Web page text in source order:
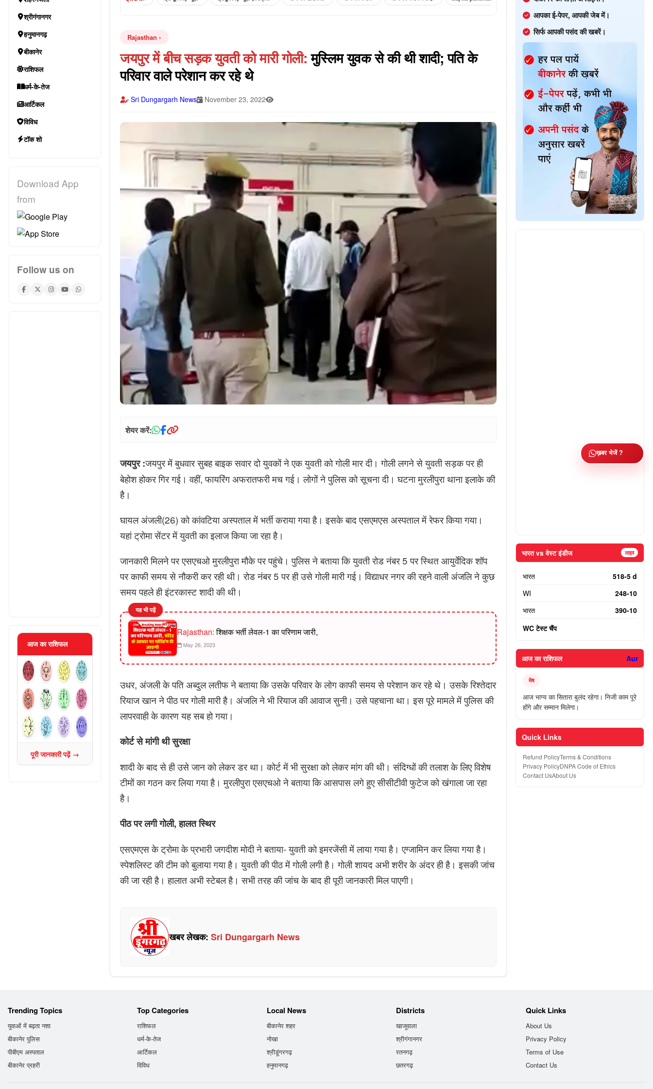
श्रीगंगानगर
हनुमानगढ़
बीकानेर
राशिफल
धर्म-के-तेज
आर्टिकल
विविध
टॉक शो
Download App
from
Follow us on
आज का राशिफल
पूरी जानकारी पढ़ें →
Rajasthan
जयपुर में बीच सड़क युवती को मारी गोली: मुस्लिम युवक से की थी शादी; पति के
परिवार वाले परेशान कर रहे थे
Sri Dungargarh News November 23, 2022
शेयर करें:
जयपुर :जयपुर में बुधवार सुबह बाइक सवार दो युवकों ने एक युवती को गोली मार दी। गोली लगने से युवती सड़क पर ही
बेहोश होकर गिर गई। वहीं, फायरिंग अफरातफरी मच गई। लोगों ने पुलिस को सूचना दी। घटना मुरलीपुरा थाना इलाके की
है।
घायल अंजली(26) को कांवटिया अस्पताल में भर्ती कराया गया है। इसके बाद एसएमएस अस्पताल में रेफर किया गया।
यहां ट्रोमा सेंटर में युवती का इलाज किया जा रहा है।
जानकारी मिलने पर एसएचओ मुरलीपुरा मौके पर पहुंचे। पुलिस ने बताया कि युवती रोड नंबर 5 पर स्थित आयुर्वेदिक शॉप
पर काफी समय से नौकरी कर रही थी। रोड नंबर 5 पर ही उसे गोली मारी गई। विद्याधर नगर की रहने वाली अंजलि ने कुछ
समय पहले ही इंटरकास्ट शादी की थी।
यह भी पढ़ें
Rajasthan:शिक्षक भर्ती लेवल-1 का परिणाम जारी,
May 26, 2023
उधर, अंजली के पति अब्दुल लतीफ ने बताया कि उसके परिवार के लोग काफी समय से परेशान कर रहे थे। उसके रिश्तेदार
रियाज खान ने पीठ पर गोली मारी है। अंजलि ने भी रियाज की आवाज सुनी। उसे पहचाना था। इस पूरे मामले में पुलिस की
लापरवाही के कारण यह सब हो गया।
कोर्ट से मांगी थी सुरक्षा
शादी के बाद से ही उसे जान को लेकर डर था। कोर्ट में भी सुरक्षा को लेकर मांग की थी। संदिग्धों की तलाश के लिए विशेष
टीमों का गठन कर लिया गया है। मुरलीपुरा एसएचओ ने बताया कि आसपास लगे हुए सीसीटीवी फुटेज को खंगाला जा रहा
है।
पीठ पर लगी गोली, हालत स्थिर
एसएमएस के ट्रोमा के प्रभारी जगदीश मोदी ने बताया- युवती को इमरजेंसी में लाया गया है। एग्जामिन कर लिया गया है।
स्पेशलिस्ट की टीम को बुलाया गया है। युवती की पीठ में गोली लगी है। गोली शायद अभी शरीर के अंदर ही है। इसकी जांच
की जा रही है। हालात अभी स्टेबल है। सभी तरह की जांच के बाद ही पूरी जानकारी मिल पाएगी।
खबर लेखक: Sri Dungargarh News
आपका ई-पेपर, आपकी जेब में।
सिर्फ आपकी पसंद की खबरें।
भारत vs वेस्ट इंडीज लाइव
भारत
518-5 d
WI
248-10
भारत
390-10
WC टेस्ट चैंप
आज का राशिफल Aur
मेष
आज भाग्य का सितारा बुलंद रहेगा। निजी काम पूरे
होंगे और सम्मान मिलेगा।
Quick Links
Refund PolicyTerms & Conditions
Privacy PolicyDNPA Code of Ethics
Contact UsAbout Us
Trending Topics
युवाओं में बढ़ता नशा
बीकानेर पुलिस
पीबीएम अस्पताल
बीकानेर प्रहरी
Top Categories
राशिफल
धर्म-के-तेज
आर्टिकल
विविध
Local News
बीकानेर शहर
नोखा
श्रीडूंगरगढ़
हनुमानगढ़
Districts
खाजूवाला
श्रीगंगानगर
रतनगढ़
छतरगढ़
Quick Links
About Us
Privacy Policy
Terms of Use
Contact Us
ख़बर भेजें ?